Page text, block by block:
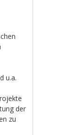
u.a.
der
zu